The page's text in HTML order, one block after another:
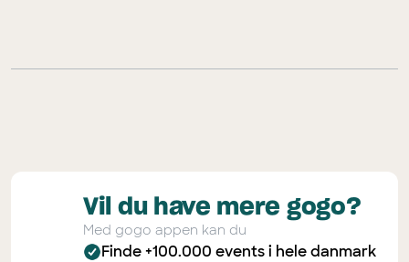
Vil du have mere gogo?
Med gogo appen kan du
Finde +100.000 events i hele danmark